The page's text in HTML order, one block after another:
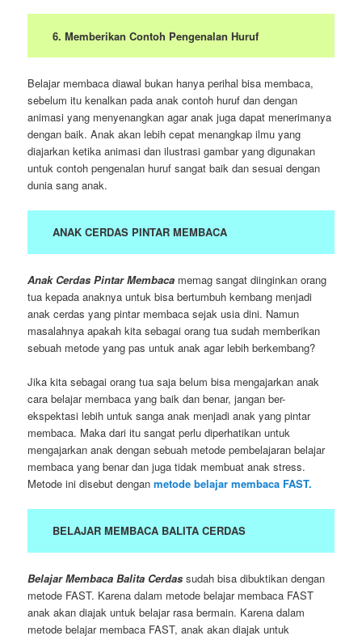
6. Memberikan Contoh Pengenalan Huruf
Belajar membaca diawal bukan hanya perihal bisa membaca,
sebelum itu kenalkan pada anak contoh huruf dan dengan
animasi yang menyenangkan agar anak juga dapat menerimanya
dengan baik. Anak akan lebih cepat menangkap ilmu yang
diajarkan ketika animasi dan ilustrasi gambar yang digunakan
untuk contoh pengenalan huruf sangat baik dan sesuai dengan
dunia sang anak.
ANAK CERDAS PINTAR MEMBACA
Anak Cerdas Pintar Membaca memag sangat diinginkan orang
tua kepada anaknya untuk bisa bertumbuh kembang menjadi
anak cerdas yang pintar membaca sejak usia dini. Namun
masalahnya apakah kita sebagai orang tua sudah memberikan
sebuah metode yang pas untuk anak agar lebih berkembang?
Jika kita sebagai orang tua saja belum bisa mengajarkan anak
cara belajar membaca yang baik dan benar, jangan ber-
ekspektasi lebih untuk sanga anak menjadi anak yang pintar
membaca. Maka dari itu sangat perlu diperhatikan untuk
mengajarkan anak dengan sebuah metode pembelajaran belajar
membaca yang benar dan juga tidak membuat anak stress.
Metode ini disebut denganmetode belajar membaca FAST.
BELAJAR MEMBACA BALITA CERDAS
Belajar Membaca Balita Cerdas sudah bisa dibuktikan dengan
metode FAST. Karena dalam metode belajar membaca FAST
anak akan diajak untuk belajar rasa bermain. Karena dalam
metode belajar membaca FAST, anak akan diajak untuk